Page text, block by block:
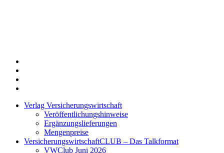
Verlag Versicherungswirtschaft
Veröffentlichungshinweise
Ergänzungslieferungen
Mengenpreise
VersicherungswirtschaftCLUB – Das Talkformat
VWClub Juni 2026